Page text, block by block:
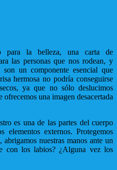
para la belleza, una carta de
las personas que nos rodean, y
un componente esencial que
hermosa no podría conseguirse
ya que no sólo deslucimos
una imagen desacertada
es una de las partes del cuerpo
externos. Protegemos
nuestras manos ante un
con los labios? ¿Alguna vez los